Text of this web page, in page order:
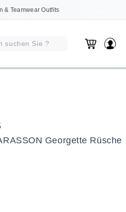
& Teamwear Outfits
Georgette Rüsche